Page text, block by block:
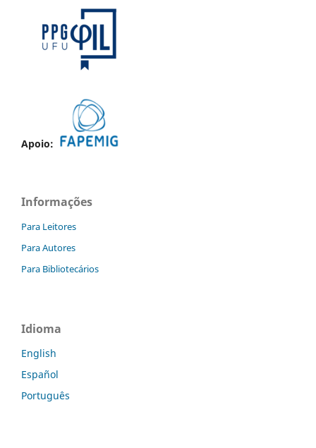
Apoio:
Informações
Para Leitores
Para Autores
Para Bibliotecários
Idioma
English
Español
Português